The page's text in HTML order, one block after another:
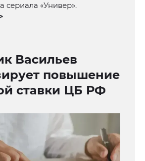
сериала «Универ».
Васильев
повышение
ставки ЦБ РФ